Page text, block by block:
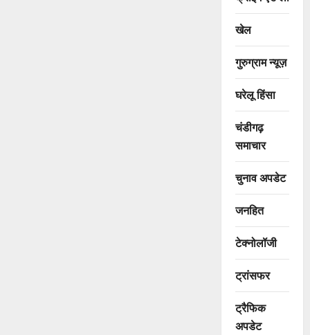
खेल
गुरुग्राम न्यूज़
घरेलू हिंसा
चंडीगढ़
समाचार
चुनाव अपडेट
जनहित
टेक्नोलॉजी
ट्रांसफर
ट्रैफिक
अपडेट